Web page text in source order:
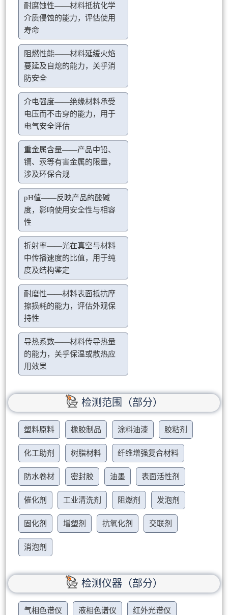
耐腐蚀性——材料抵抗化学
介质侵蚀的能力，评估使用
寿命
阻燃性能——材料延缓火焰
蔓延及自熄的能力，关乎消
防安全
介电强度——绝缘材料承受
电压而不击穿的能力，用于
电气安全评估
重金属含量——产品中铅、
镉、汞等有害金属的限量，
涉及环保合规
pH值——反映产品的酸碱
度，影响使用安全性与相容
性
折射率——光在真空与材料
中传播速度的比值，用于纯
度及结构鉴定
耐磨性——材料表面抵抗摩
擦损耗的能力，评估外观保
持性
导热系数——材料传导热量
的能力，关乎保温或散热应
用效果
检测范围（部分）
塑料原料 橡胶制品 涂料油漆 胶粘剂
化工助剂 树脂材料 纤维增强复合材料
防水卷材 密封胶 油墨 表面活性剂
催化剂 工业清洗剂 阻燃剂 发泡剂
固化剂 增塑剂 抗氧化剂 交联剂
消泡剂
检测仪器（部分）
气相色谱仪 液相色谱仪 红外光谱仪